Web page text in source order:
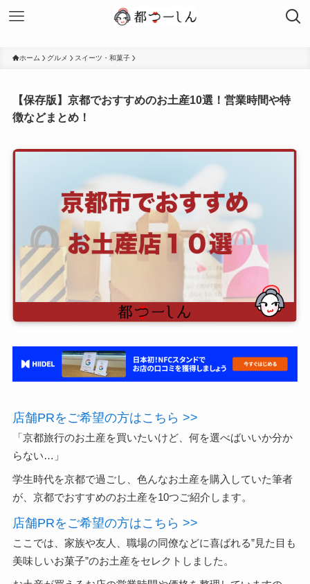
ホーム グルメ スイーツ・和菓子
【保存版】京都でおすすめのお土産10選！営業時間や特
徴などまとめ！
店舗PRをご希望の方はこちら >>
「京都旅行のお土産を買いたいけど、何を選べばいいか分か
らない…」
学生時代を京都で過ごし、色んなお土産を購入していた筆者
が、京都でおすすめのお土産を10つご紹介します。
店舗PRをご希望の方はこちら >>
ここでは、家族や友人、職場の同僚などに喜ばれる”見た目も
美味しいお菓子”のお土産をセレクトしました。